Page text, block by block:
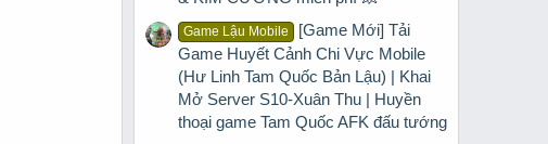
Game Lậu Mobile
[Game Mới] Tải
Game Huyết Cảnh Chi Vực Mobile
(Hư Linh Tam Quốc Bản Lậu) | Khai
Mở Server S10-Xuân Thu | Huyền
thoại game Tam Quốc AFK đấu tướng